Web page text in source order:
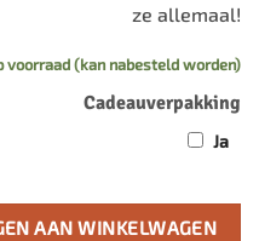
ze allemaal!
voorraad (kan nabesteld worden)
Cadeauverpakking
Ja
AAN WINKELWAGEN